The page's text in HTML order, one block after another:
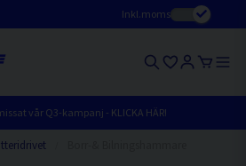
Inkl.moms
vår Q3-kampanj - KLICKA HÄR!